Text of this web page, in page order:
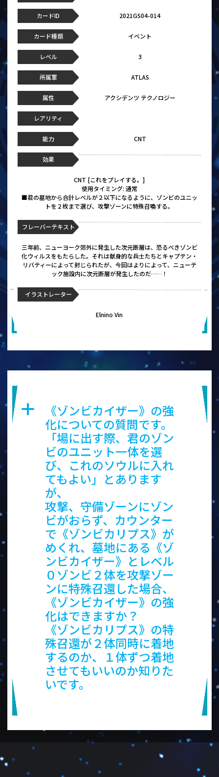
カードID 2021GS04-014
カード種類 イベント
レベル 3
所属軍 ATLAS
属性 アクシデンツ テクノロジー
レアリティ
能力 CNT
効果
CNT [これをプレイする。]
使用タイミング: 通常
■君の墓地から合計レベルが２以下になるように、ゾンビのユニッ
トを２枚まで選び、攻撃ゾーンに特殊召喚する。
フレーバーテキスト
三年前、ニューヨーク郊外に発生した次元断層は、恐るべきゾンビ
化ウィルスをもたらした。それは献身的な兵士たちとキャプテン・
リバティーによって封じられたが、今回はよりによって、ニューテ
ック施設内に次元断層が発生したのだ……！
イラストレーター
Elnino Vin
a
《ゾンビカイザー》の強
化についての質問です。
「場に出す際、君のゾン
ビのユニット一体を選
び、これのソウルに入れ
てもよい」とあります
が、
攻撃、守備ゾーンにゾン
ビがおらず、カウンター
で《ゾンビカリプス》が
めくれ、墓地にある《ゾ
ンビカイザー》とレベル
０ゾンビ２体を攻撃ゾー
ンに特殊召還した場合、
《ゾンビカイザー》の強
化はできますか？
《ゾンビカリプス》の特
殊召還が２体同時に着地
するのか、１体ずつ着地
させてもいいのか知りた
いです。